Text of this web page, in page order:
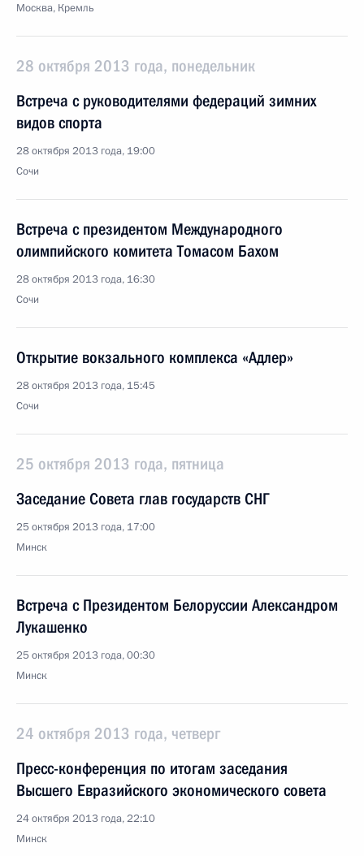
Москва, Кремль
28 октября 2013 года, понедельник
Встреча с руководителями федераций зимних
видов спорта
28 октября 2013 года, 19:00
Сочи
Встреча с президентом Международного
олимпийского комитета Томасом Бахом
28 октября 2013 года, 16:30
Сочи
Открытие вокзального комплекса «Адлер»
28 октября 2013 года, 15:45
Сочи
25 октября 2013 года, пятница
Заседание Совета глав государств СНГ
25 октября 2013 года, 17:00
Минск
Встреча с Президентом Белоруссии Александром
Лукашенко
25 октября 2013 года, 00:30
Минск
24 октября 2013 года, четверг
Пресс-конференция по итогам заседания
Высшего Евразийского экономического совета
24 октября 2013 года, 22:10
Минск